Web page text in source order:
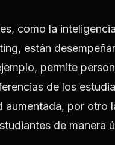
como la
están
permite
de los
aumentada, por otro
de manera